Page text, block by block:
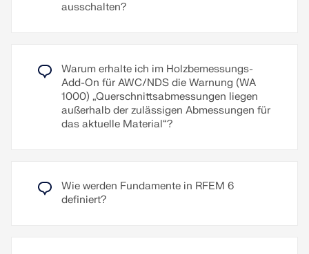
Ergebnisverläufen betrachtet werden.
angeschlossenen Stäbe zu berücksichtigen oder
Zum Erklärvideo
Weiterlesen
ausschalten?
Warum erhalte ich im Holzbemessungs-
Add-On für AWC/NDS die Warnung (WA
1000) „Querschnittsabmessungen liegen
außerhalb der zulässigen Abmessungen für
das aktuelle Material“?
Wie werden Fundamente in RFEM 6
definiert?